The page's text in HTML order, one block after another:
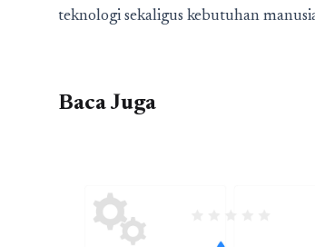
teknologi sekaligus kebutuhan
Baca Juga